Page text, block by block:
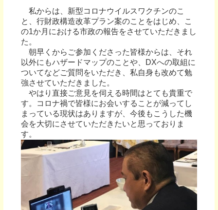
私からは、新型コロナウイルスワクチンのこ
と、行財政構造改革プラン案のことをはじめ、こ
の1か月における市政の報告をさせていただきまし
た。
朝早くからご参加くださった皆様からは、それ
以外にもハザードマップのことや、DXへの取組に
ついてなどご質問をいただき、私自身も改めて勉
強させていただきました。
やはり直接ご意見を伺える時間はとても貴重で
す。コロナ禍で皆様にお会いすることが減ってし
まっている現状はありますが、今後もこうした機
会を大切にさせていただきたいと思っておりま
す。